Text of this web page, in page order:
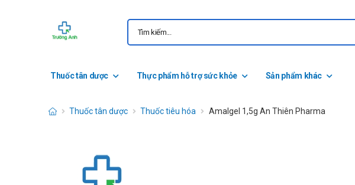
Thuốc tân dược Thực phẩm hỗ trợ sức khỏe Sản phẩm khác
Thuốc tân dược Thuốc tiêu hóa Amalgel 1,5g An Thiên Pharma